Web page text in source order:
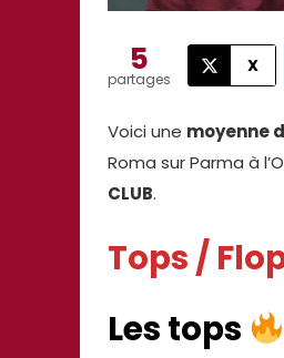
5
partages
X
Voici une moyenne
Roma sur Parma à
CLUB.
Tops /
Les tops